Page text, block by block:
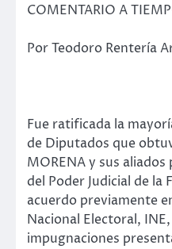
COMENTARIO A
Por Teodoro Rentería
Fue ratificada la
de Diputados que
MORENA y sus
del Poder Judicial de la
acuerdo previamente
Nacional Electoral,
impugnaciones